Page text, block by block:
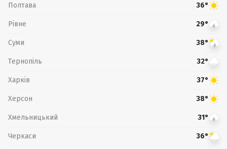
Полтава 36°
Рівне 29°
Суми 38°
Тернопіль 32°
Харків 37°
Херсон 38°
Хмельницький 31°
Черкаси 36°